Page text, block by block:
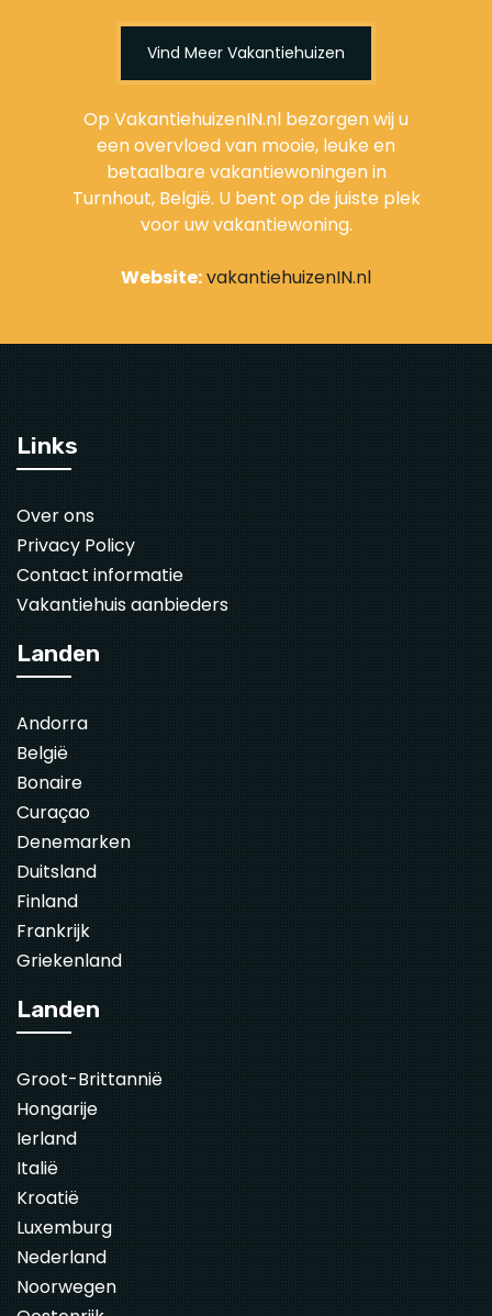
Vind Meer Vakantiehuizen
Op VakantiehuizenIN.nl bezorgen wij u
een overvloed van mooie, leuke en
betaalbare vakantiewoningen in
Turnhout, België. U bent op de juiste plek
voor uw vakantiewoning.
Website:vakantiehuizenIN.nl
Links
Over ons
Privacy Policy
Contact informatie
Vakantiehuis aanbieders
Landen
Andorra
België
Bonaire
Curaçao
Denemarken
Duitsland
Finland
Frankrijk
Griekenland
Landen
Groot-Brittannië
Hongarije
Ierland
Italië
Kroatië
Luxemburg
Nederland
Noorwegen